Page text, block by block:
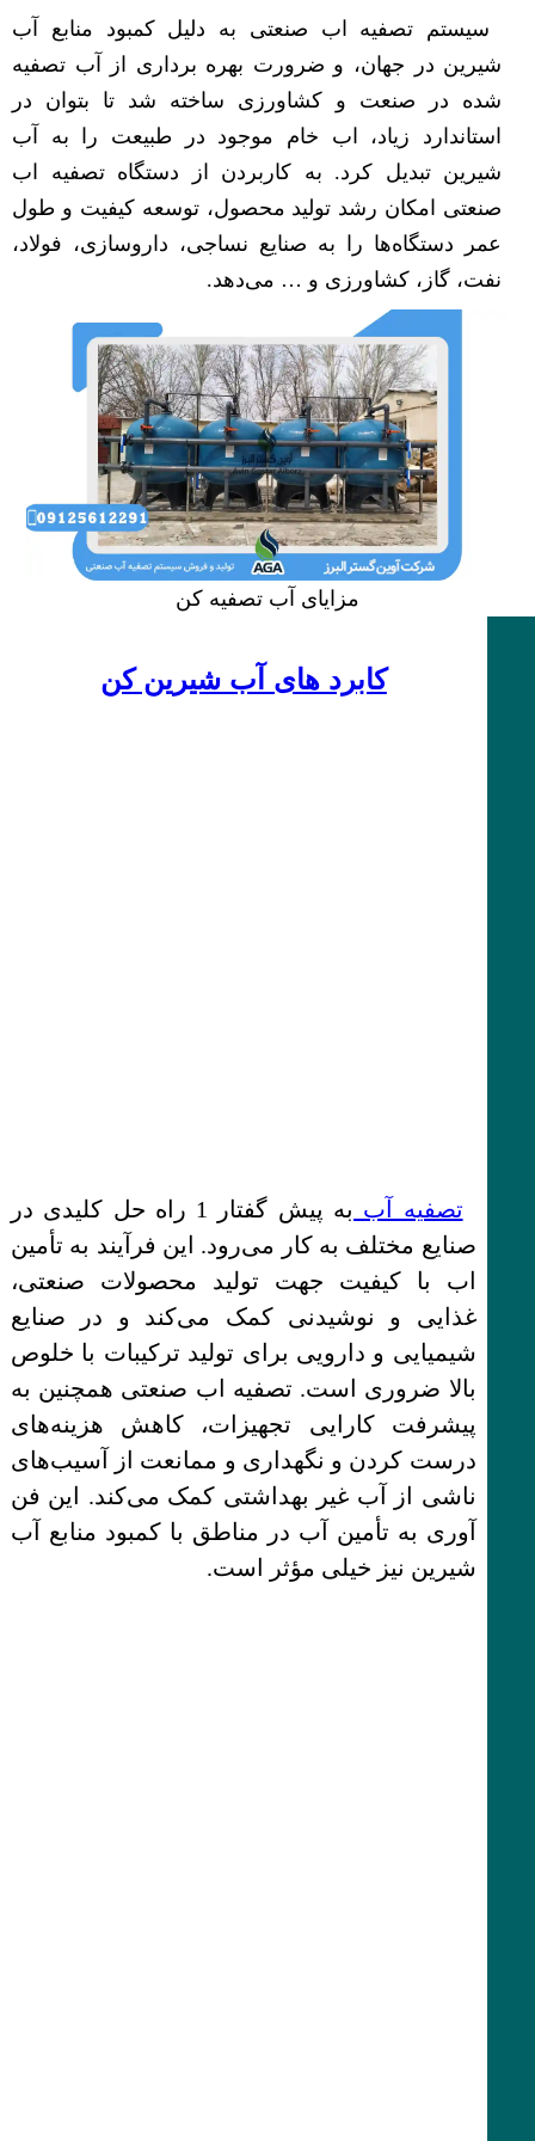
سیستم تصفیه اب صنعتی به دلیل کمبود منابع آب
شیرین در جهان، و ضرورت بهره برداری از آب تصفیه
شده در صنعت و کشاورزی ساخته شد تا بتوان در
استاندارد زیاد، اب خام موجود در طبیعت را به آب
شیرین تبدیل کرد. به کاربردن از دستگاه تصفیه اب
صنعتی امکان رشد تولید محصول، توسعه کیفیت و طول
عمر دستگاه‌ها را به صنایع نساجی، داروسازی، فولاد،
نفت، گاز، کشاورزی و … می‌دهد.
مزایای آب تصفیه کن
کابرد های آب شیرین کن
تصفیه آب
به پیش گفتار 1 راه حل کلیدی در
صنایع مختلف به کار می‌رود. این فرآیند به تأمین
اب با کیفیت جهت تولید محصولات صنعتی،
غذایی و نوشیدنی کمک می‌کند و در صنایع
شیمیایی و دارویی برای تولید ترکیبات با خلوص
بالا ضروری است. تصفیه اب صنعتی همچنین به
پیشرفت کارایی تجهیزات، کاهش هزینه‌های
درست کردن و نگهداری و ممانعت از آسیب‌های
ناشی از آب غیر بهداشتی کمک می‌کند. این فن
آوری به تأمین آب در مناطق با کمبود منابع آب
شیرین نیز خیلی مؤثر است.